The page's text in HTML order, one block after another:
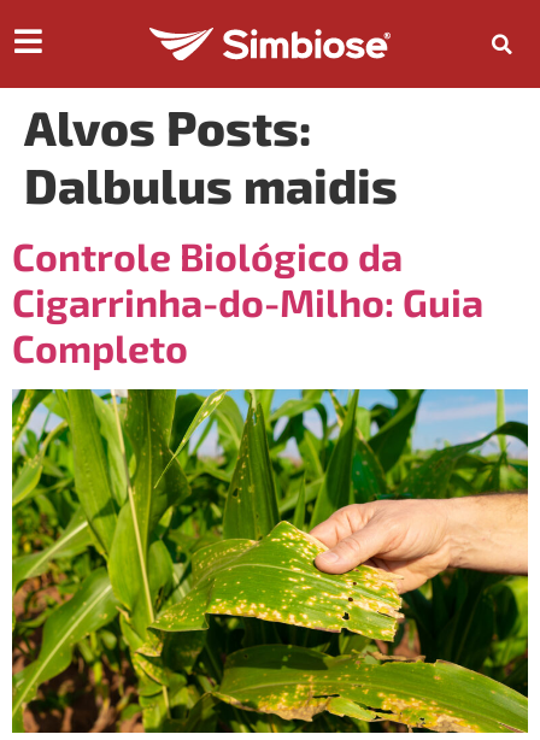
Alvos Posts:
Dalbulus maidis
Controle Biológico da
Cigarrinha-do-Milho: Guia
Completo